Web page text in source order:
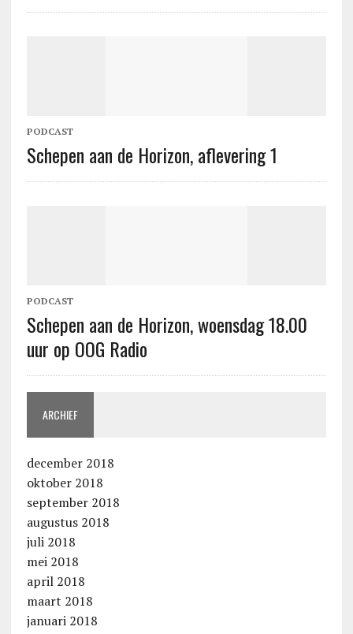
PODCAST
Schepen aan de Horizon, aflevering 1
PODCAST
Schepen aan de Horizon, woensdag 18.00
uur op OOG Radio
ARCHIEF
december 2018
oktober 2018
september 2018
augustus 2018
juli 2018
mei 2018
april 2018
maart 2018
januari 2018